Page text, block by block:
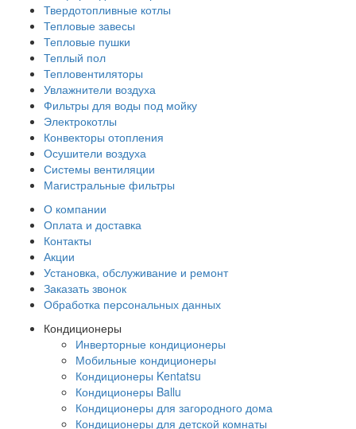
Твердотопливные котлы
Тепловые завесы
Тепловые пушки
Теплый пол
Тепловентиляторы
Увлажнители воздуха
Фильтры для воды под мойку
Электрокотлы
Конвекторы отопления
Осушители воздуха
Системы вентиляции
Магистральные фильтры
О компании
Оплата и доставка
Контакты
Акции
Установка, обслуживание и ремонт
Заказать звонок
Обработка персональных данных
Кондиционеры
Инверторные кондиционеры
Мобильные кондиционеры
Кондиционеры Kentatsu
Кондиционеры Ballu
Кондиционеры для загородного дома
Кондиционеры для детской комнаты